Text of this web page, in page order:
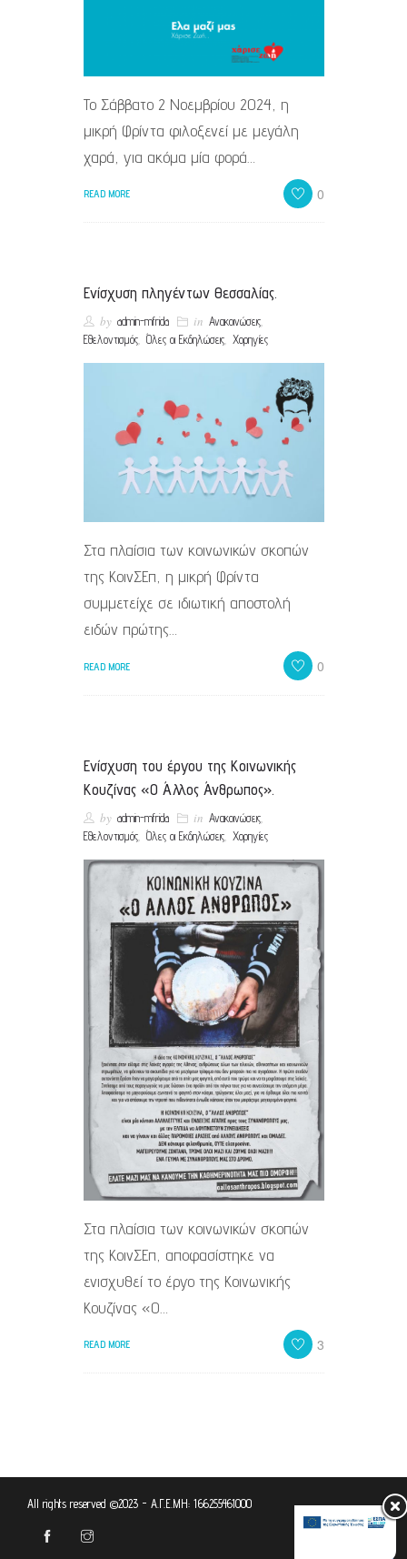
Το Σάββατο 2 Νοεμβρίου 2024, η
μικρή Φρίντα φιλοξενεί με μεγάλη
χαρά, για ακόμα μία φορά…
READ MORE 0
Ενίσχυση πληγέντων Θεσσαλίας.
by admin-mfrida in Ανακοινώσεις,
Εθελοντισμός, Όλες οι Εκδηλώσεις, Χορηγίες
Στα πλαίσια των κοινωνικών σκοπών
της ΚοινΣΕπ, η μικρή Φρίντα
συμμετείχε σε ιδιωτική αποστολή
ειδών πρώτης…
READ MORE 0
Ενίσχυση του έργου της Κοινωνικής
Κουζίνας «Ο Άλλος Άνθρωπος».
by admin-mfrida in Ανακοινώσεις,
Εθελοντισμός, Όλες οι Εκδηλώσεις, Χορηγίες
Στα πλαίσια των κοινωνικών σκοπών
της ΚοινΣΕπ, αποφασίστηκε να
ενισχυθεί το έργο της Κοινωνικής
Κουζίνας «Ο…
READ MORE 3
All rights reserved ©2023 - Α.Γ.Ε.ΜΗ: 166255461000